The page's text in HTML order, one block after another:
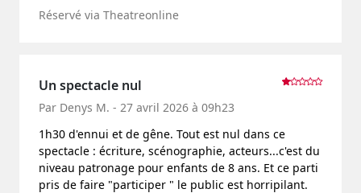
Réservé via Theatreonline
Un spectacle nul
Par Denys M. - 27 avril 2026 à 09h23
1h30 d'ennui et de gêne. Tout est nul dans ce
spectacle : écriture, scénographie, acteurs...c'est du
niveau patronage pour enfants de 8 ans. Et ce parti
pris de faire "participer " le public est horripilant.